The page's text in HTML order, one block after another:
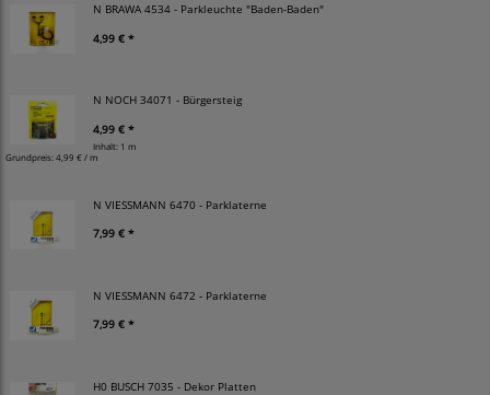
N BRAWA 4534 - Parkleuchte "Baden-Baden"
4,99 € *
N NOCH 34071 - Bürgersteig
4,99 € *
Inhalt: 1 m
Grundpreis:4,99 € / m
N VIESSMANN 6470 - Parklaterne
7,99 € *
N VIESSMANN 6472 - Parklaterne
7,99 € *
H0 BUSCH 7035 - Dekor Platten